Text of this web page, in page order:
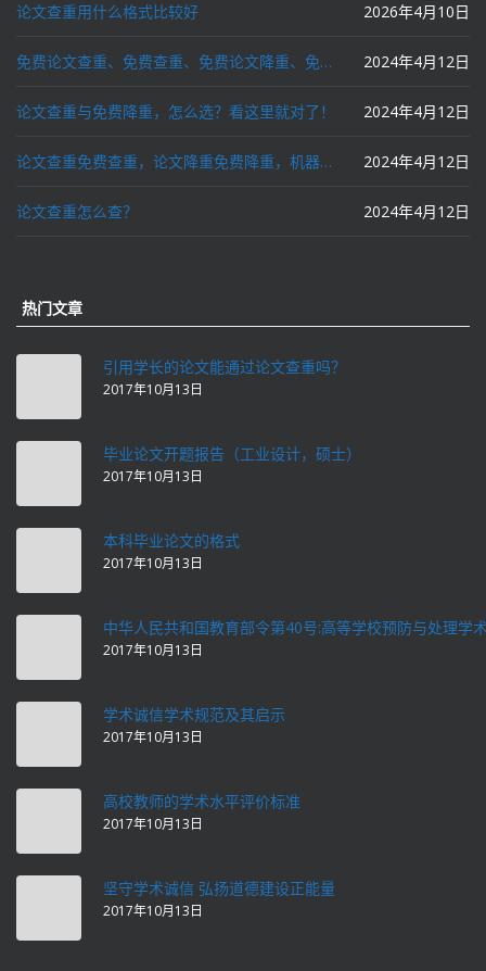
论文查重用什么格式比较好 2026年4月10日
免费论文查重、免费查重、免费论文降重、免费降重、智能降重、一键降重、降低AIGC写作率、AI写论文，这些名词你了解吗？ 2024年4月12日
论文查重与免费降重，怎么选？看这里就对了！ 2024年4月12日
论文查重免费查重，论文降重免费降重，机器降重，人工降重，降低AIGC写作率，ai写论文，都要选论文狗和paperdog以及文思慧达！ 2024年4月12日
论文查重怎么查？ 2024年4月12日
热门文章
引用学长的论文能通过论文查重吗？
2017年10月13日
毕业论文开题报告（工业设计，硕士）
2017年10月13日
本科毕业论文的格式
2017年10月13日
中华人民共和国教育部令第40号:高等学校预防与处理学
2017年10月13日
学术诚信学术规范及其启示
2017年10月13日
高校教师的学术水平评价标准
2017年10月13日
坚守学术诚信 弘扬道德建设正能量
2017年10月13日